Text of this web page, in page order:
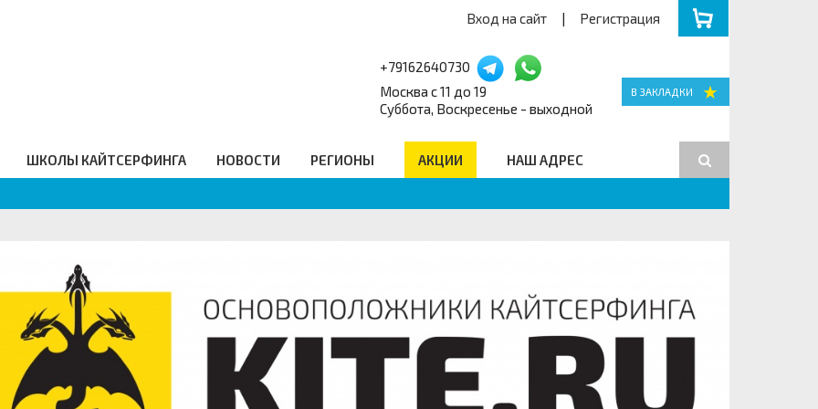
Вход на сайт | Регистрация
+79162640730
Москва с 11 до 19
Суббота, Воскресенье - выходной
Гидро Аксессуары
ШКОЛЫ КАЙТСЕРФИНГА НОВОСТИ РЕГИОНЫ АКЦИИ НАШ АДРЕС